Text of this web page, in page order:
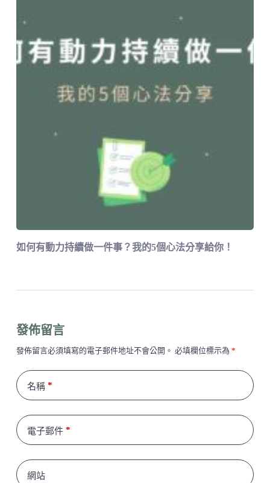
如何有動力持續做一件事？我的5個心法分享給你！
發佈留言
發佈留言必須填寫的電子郵件地址不會公開。 必填欄位標示為 *
名稱 *
電子郵件*
網站